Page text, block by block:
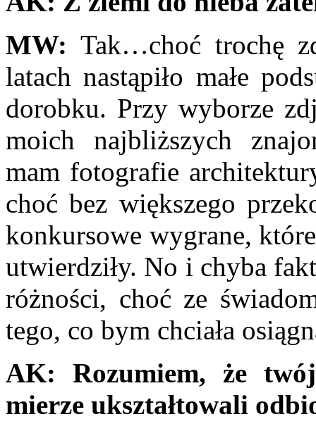
MW:Tak…choć trochę
latach nastąpiło małe
dorobku. Przy wyborze
moich najbliższych
mam fotografie
choć bez większego
konkursowe wygrane,
utwierdziły. No i chyba
różności, choć ze
tego, co bym chciała
AK:Rozumiem, że
mierze ukształtowali